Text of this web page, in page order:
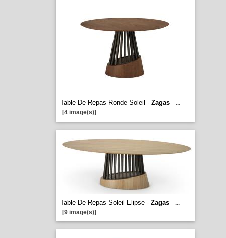
Table De Repas Ronde Soleil - Zagas
...
[4 image(s)]
Table De Repas Soleil Elipse - Zagas
...
[9 image(s)]